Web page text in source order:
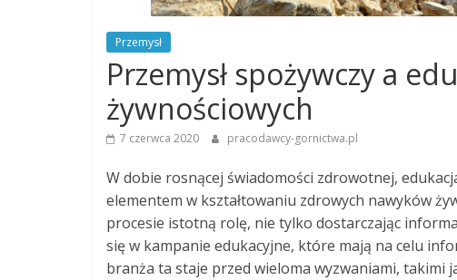
Przemysł
Przemysł spożywczy a
żywnościowych
7 czerwca 2020 pracodawcy-gornictwa.pl
W dobie rosnącej świadomości zdrowotnej,
elementem w kształtowaniu zdrowych nawyków
procesie istotną rolę, nie tylko dostarczając
się w kampanie edukacyjne, które mają na celu
branża ta staje przed wieloma wyzwaniami, takimi